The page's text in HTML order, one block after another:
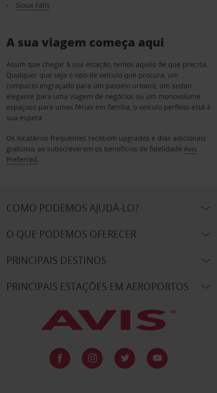
Sioux Falls
A sua viagem começa aqui
Assim que chegar à sua estação, temos aquilo de que precisa.
Qualquer que seja o tipo de veículo que procura, um
compacto engraçado para um passeio urbano, um sedan
elegante para uma viagem de negócios ou um monovolume
espaçoso para umas férias em família, o veículo perfeito está à
sua espera.
Os locatários frequentes recebem upgrades e dias adicionais
gratuitos ao subscreverem os benefícios de fidelidade Avis
Preferred.
COMO PODEMOS AJUDÁ-LO?
O QUE PODEMOS OFERECER
PRINCIPAIS DESTINOS
PRINCIPAIS ESTAÇÕES EM AEROPORTOS